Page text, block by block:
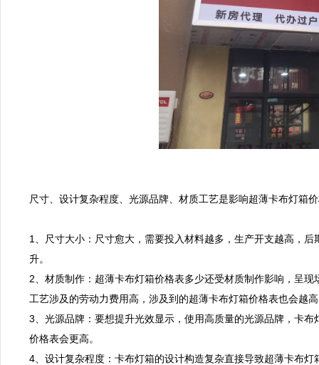
尺寸、设计复杂程度、光源品牌、材质工艺是影响超薄卡布灯箱
1、尺寸大小：尺寸愈大，需要投入材料越多，生产开支越高，
升。
2、材质制作：超薄卡布灯箱价格表多少还受材质制作影响，呈
工艺涉及的劳动力费用高，涉及到的超薄卡布灯箱价格表也会越
3、光源品牌：要想提升光效显示，使用高质量的光源品牌，卡
价格表会更高。
4、设计复杂程度：卡布灯箱的设计构造复杂直接导致超薄卡布